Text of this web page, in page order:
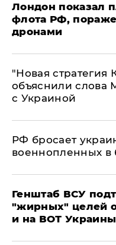
Лондон показал
флота РФ,
дронами
"Новая стратегия
объяснили слова
с Украиной
РФ бросает
военнопленных в
Генштаб ВСУ
"жирных" целей
и на ВОТ Украины